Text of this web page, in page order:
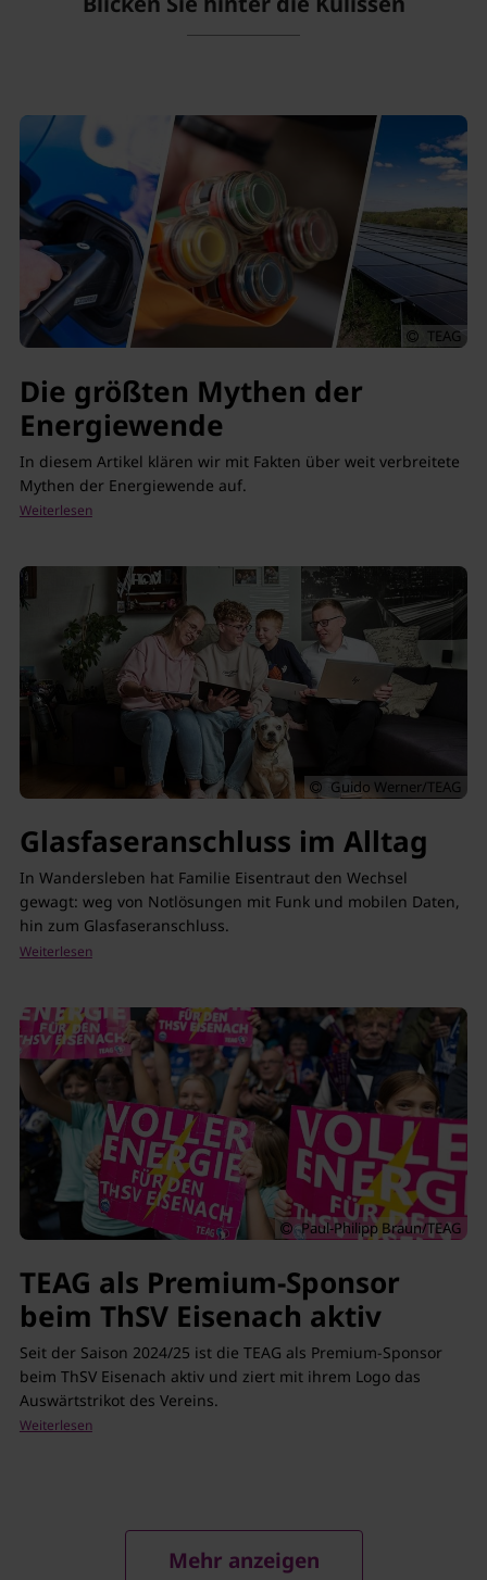
TEAG
Die größten Mythen der
Energiewende
In diesem Artikel klären wir mit Fakten über weit verbreitete
Mythen der Energiewende auf.
Guido Werner/TEAG
Glasfaseranschluss im Alltag
In Wandersleben hat Familie Eisentraut den Wechsel
gewagt: weg von Notlösungen mit Funk und mobilen Daten,
hin zum Glasfaseranschluss.
Paul-Philipp Braun/TEAG
TEAG als Premium-Sponsor
beim ThSV Eisenach aktiv
Seit der Saison 2024/25 ist die TEAG als Premium-Sponsor
beim ThSV Eisenach aktiv und ziert mit ihrem Logo das
Auswärtstrikot des Vereins.
Mehr anzeigen